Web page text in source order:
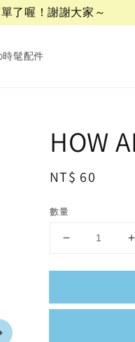
了喔！謝謝大家～
時髦配件
HOW
Regular
NT$ 60
數量